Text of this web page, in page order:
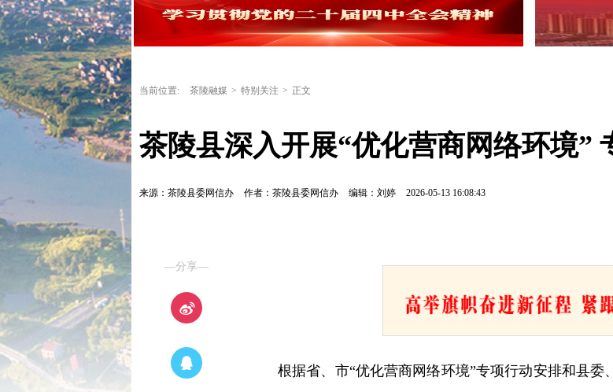
当前位置: 茶陵融媒 > 特别关注 > 正文
茶陵县深入开展“优化营商网络环境”
来源：茶陵县委网信办 作者：茶陵县委网信办 编辑：刘婷 2026-05-13 16:08:43
—分享—
根据省、市“优化营商网络环境”专项行动安排和县